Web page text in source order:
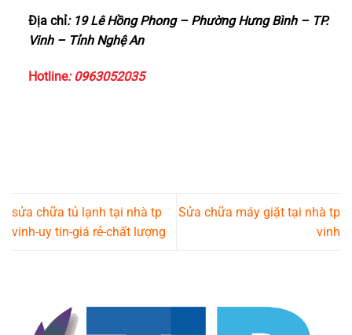
Địa chỉ: 19 Lê Hồng Phong – Phường Hưng Bình – TP.
Vinh – Tỉnh Nghệ An
Hotline: 0963052035
sửa chữa tủ lạnh tại nhà tp
vinh-uy tin-giá rẻ-chất lượng
Sửa chữa máy giặt tại nhà tp
vinh